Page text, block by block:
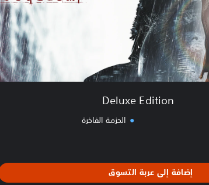
Deluxe Edition
الحزمة الفاخرة
إضافة إلى عربة التسوق